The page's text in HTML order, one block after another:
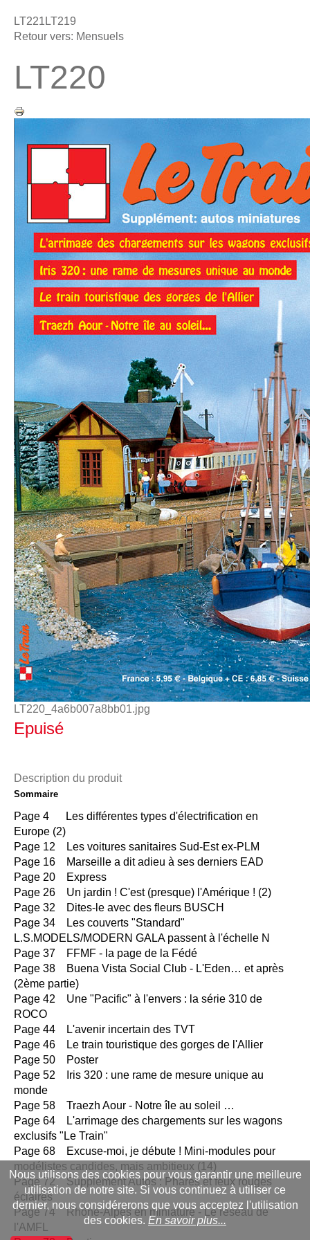
LT221 LT219
Retour vers: Mensuels
LT220
LT220_4a6b007a8bb01.jpg
Epuisé
Description du produit
Sommaire
Page 4 Les différentes types d'électrification en
Europe (2)
Page 12 Les voitures sanitaires Sud-Est ex-PLM
Page 16 Marseille a dit adieu à ses derniers EAD
Page 20 Express
Page 26 Un jardin ! C'est (presque) l'Amérique ! (2)
Page 32 Dites-le avec des fleurs BUSCH
Page 34 Les couverts "Standard"
L.S.MODELS/MODERN GALA passent à l'échelle N
Page 37 FFMF - la page de la Fédé
Page 38 Buena Vista Social Club - L'Eden… et après
(2ème partie)
Page 42 Une "Pacific" à l'envers : la série 310 de
ROCO
Page 44 L'avenir incertain des TVT
Page 46 Le train touristique des gorges de l'Allier
Page 50 Poster
Page 52 Iris 320 : une rame de mesure unique au
monde
Page 58 Traezh Aour - Notre île au soleil …
Page 64 L'arrimage des chargements sur les wagons
exclusifs "Le Train"
Page 68 Excuse-moi, je débute ! Mini-modules pour
modélistes candides, mais ambitieux (14)
Page 72 Supplément Autos : Phares et feux rouges
éclairés
Page 74 Rhône-Alpes en miniature - Le réseau de
l'AMFL
Nous utilisons des cookies pour vous garantir une meilleure
utilisation de notre site. Si vous continuez à utiliser ce
dernier, nous considérerons que vous acceptez l'utilisation
des cookies. En savoir plus...